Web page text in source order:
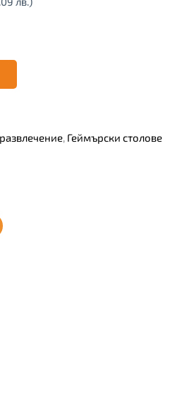
, Геймърски столове